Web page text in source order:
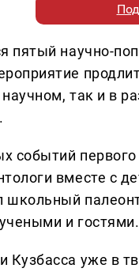
пятый научно-
так и в
.
событий
вместе с
и гостями.
Кузбасса уже в